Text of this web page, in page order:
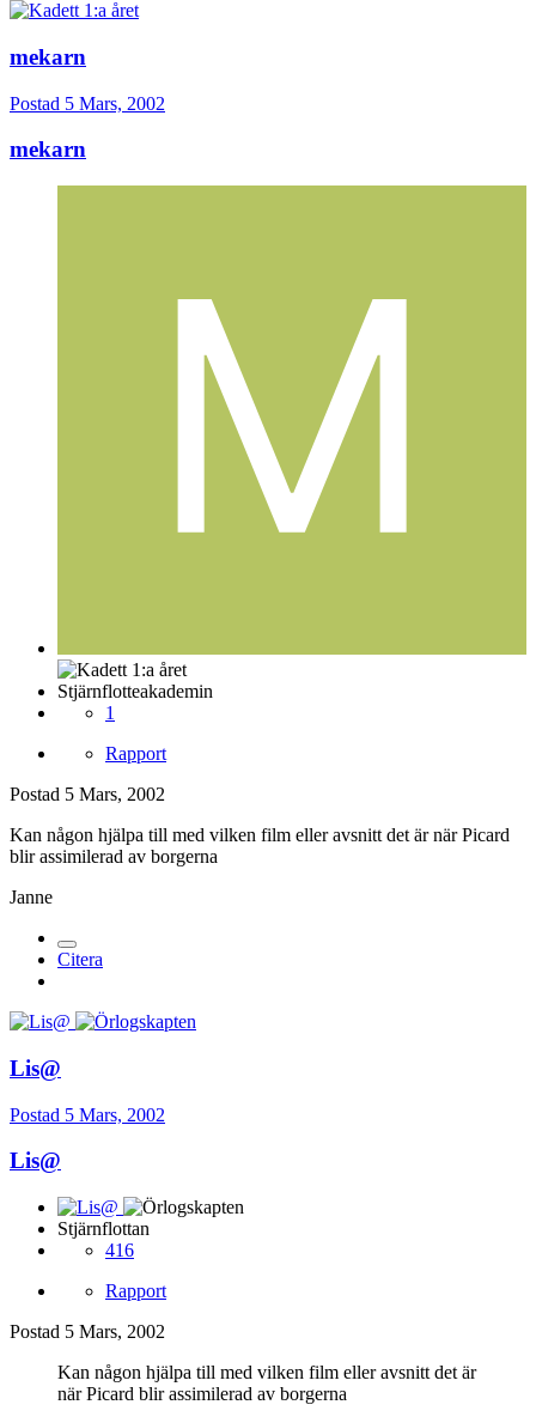
mekarn
Postad 5 Mars, 2002
mekarn
Stjärnflotteakademin
1
Rapport
Postad 5 Mars, 2002
Kan någon hjälpa till med vilken film eller avsnitt det är när Picard
blir assimilerad av borgerna
Janne
Citera
Lis@
Postad 5 Mars, 2002
Lis@
Stjärnflottan
416
Rapport
Postad 5 Mars, 2002
Kan någon hjälpa till med vilken film eller avsnitt det är
när Picard blir assimilerad av borgerna